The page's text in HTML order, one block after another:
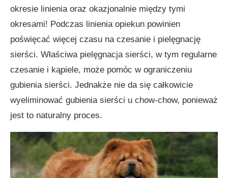
okresie linienia oraz okazjonalnie między tymi
okresami! Podczas linienia opiekun powinien
poświęcać więcej czasu na czesanie i pielęgnację
sierści. Właściwa pielęgnacja sierści, w tym regularne
czesanie i kąpiele, może pomóc w ograniczeniu
gubienia sierści. Jednakże nie da się całkowicie
wyeliminować gubienia sierści u chow-chow, ponieważ
jest to naturalny proces.